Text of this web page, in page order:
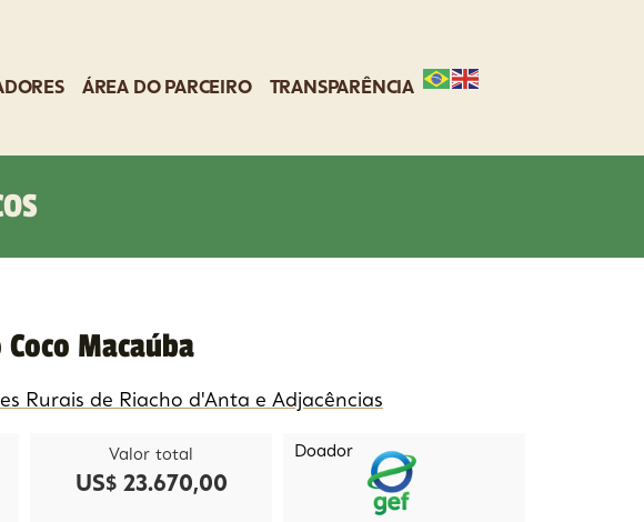
ÁREA DO PARCEIRO TRANSPARÊNCIA
Macaúba
Rurais de Riacho d'Anta e Adjacências
Valor total
US$ 23.670,00
Doador